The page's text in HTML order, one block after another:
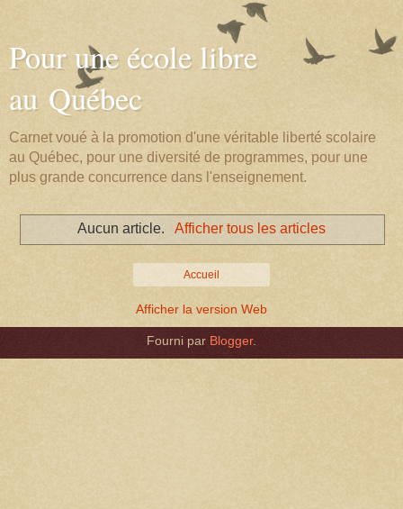
Pour une école libre
au Québec
Carnet voué à la promotion d'une véritable liberté scolaire
au Québec, pour une diversité de programmes, pour une
plus grande concurrence dans l'enseignement.
Aucun article. Afficher tous les articles
Accueil
Afficher la version Web
Fourni par Blogger.